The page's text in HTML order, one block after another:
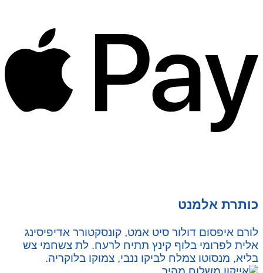
כותרת אלמנט
לורם איפסום דולור סיט אמט, קונסקטורר אדיפיסינג
אלית לפרומי בלוף קינץ תתיח לרעח. לת צשחמי צש
בליא, מנסוטו צמלח לביקו ננבי, צמוקו בלוקריה.